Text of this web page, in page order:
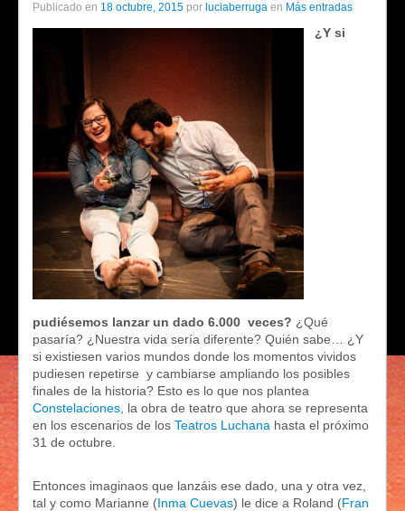
Publicado en 18 octubre, 2015 por luciaberruga en Más entradas
¿Y si
pudiésemos lanzar un dado 6.000 veces? ¿Qué
pasaría? ¿Nuestra vida sería diferente? Quién sabe… ¿Y
si existiesen varios mundos donde los momentos vividos
pudiesen repetirse y cambiarse ampliando los posibles
finales de la historia? Esto es lo que nos plantea
Constelaciones , la obra de teatro que ahora se representa
en los escenarios de los Teatros Luchana hasta el próximo
31 de octubre.
Entonces imaginaos que lanzáis ese dado, una y otra vez,
tal y como Marianne (Inma Cuevas) le dice a Roland (Fran